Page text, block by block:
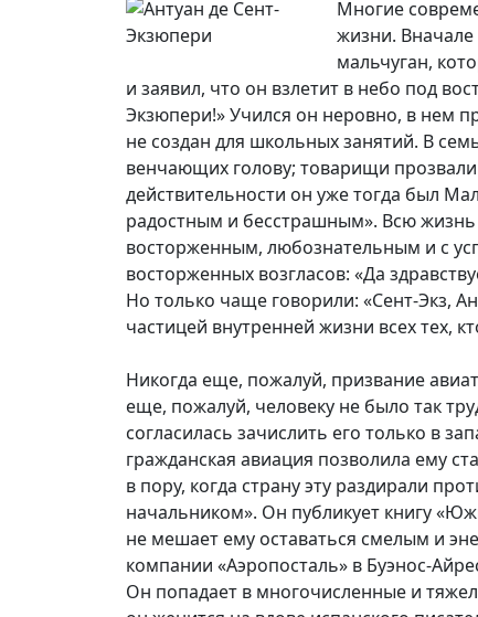
Многие
жизни.
мальчуган,
и заявил, что он взлетит в небо под
Экзюпери!» Учился он неровно, в нем
не создан для школьных занятий. В
венчающих голову; товарищи прозвали
действительности он уже тогда был
радостным и бесстрашным». Всю жизнь
восторженным, любознательным и с
восторженных возгласов: «Да
Но только чаще говорили: «Сент-Экз,
частицей внутренней жизни всех тех,
Никогда еще, пожалуй, призвание
еще, пожалуй, человеку не было так
согласилась зачислить его только в
гражданская авиация позволила ему
в пору, когда страну эту раздирали
начальником». Он публикует книгу
не мешает ему оставаться смелым и
компании «Аэропосталь» в Буэнос-
Он попадает в многочисленные и